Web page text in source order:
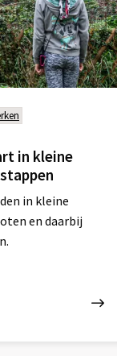
in kleine
in kleine
en daarbij